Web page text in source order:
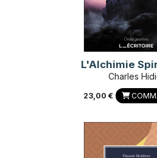
L'Alchimie
Charles
23,00 €